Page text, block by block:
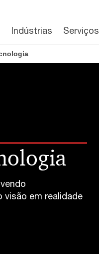
Indústrias Serviços
em realidade